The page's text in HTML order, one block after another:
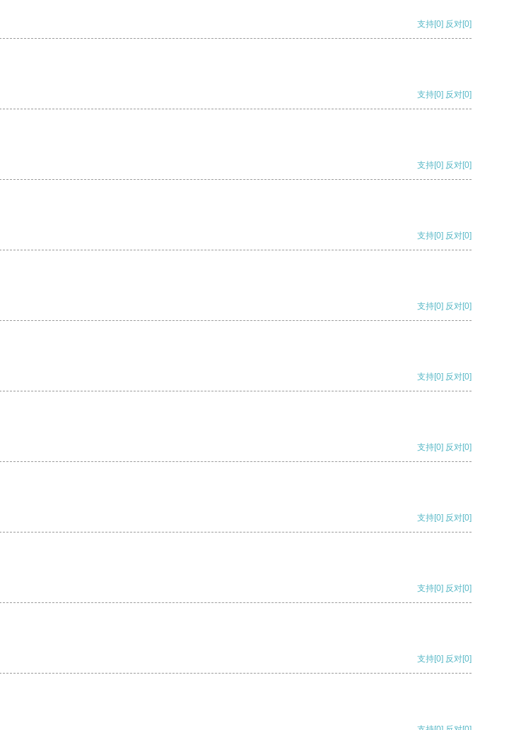
支持[0] 反对[0]
支持[0] 反对[0]
支持[0] 反对[0]
支持[0] 反对[0]
支持[0] 反对[0]
支持[0] 反对[0]
支持[0] 反对[0]
支持[0] 反对[0]
支持[0] 反对[0]
支持[0] 反对[0]